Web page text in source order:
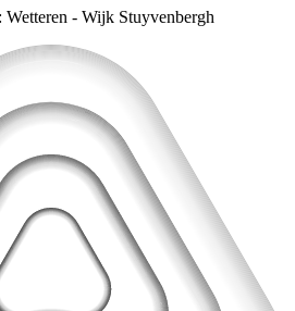
- Wijk Stuyvenbergh